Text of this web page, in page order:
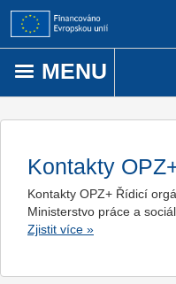
Přejít k obsahu
MENU
Kontakty
Kontakty OPZ+ Řídicí
Ministerstvo práce a
Zjistit více »